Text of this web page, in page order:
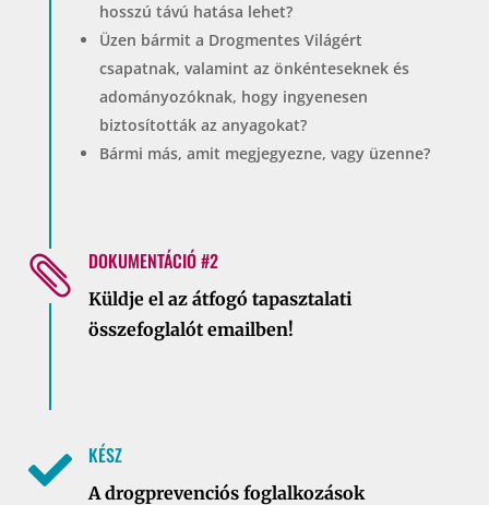
hosszú távú hatása lehet?
Üzen bármit a Drogmentes Világért
csapatnak, valamint az önkénteseknek és
adományozóknak, hogy ingyenesen
biztosították az anyagokat?
Bármi más, amit megjegyezne, vagy üzenne?
 DOKUMENTÁCIÓ #2
Küldje el az átfogó tapasztalati
összefoglalót emailben!
 KÉSZ
A drogprevenciós foglalkozások